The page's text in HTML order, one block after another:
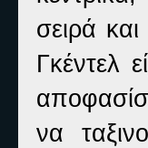
σειρά
Γκέντελ
να